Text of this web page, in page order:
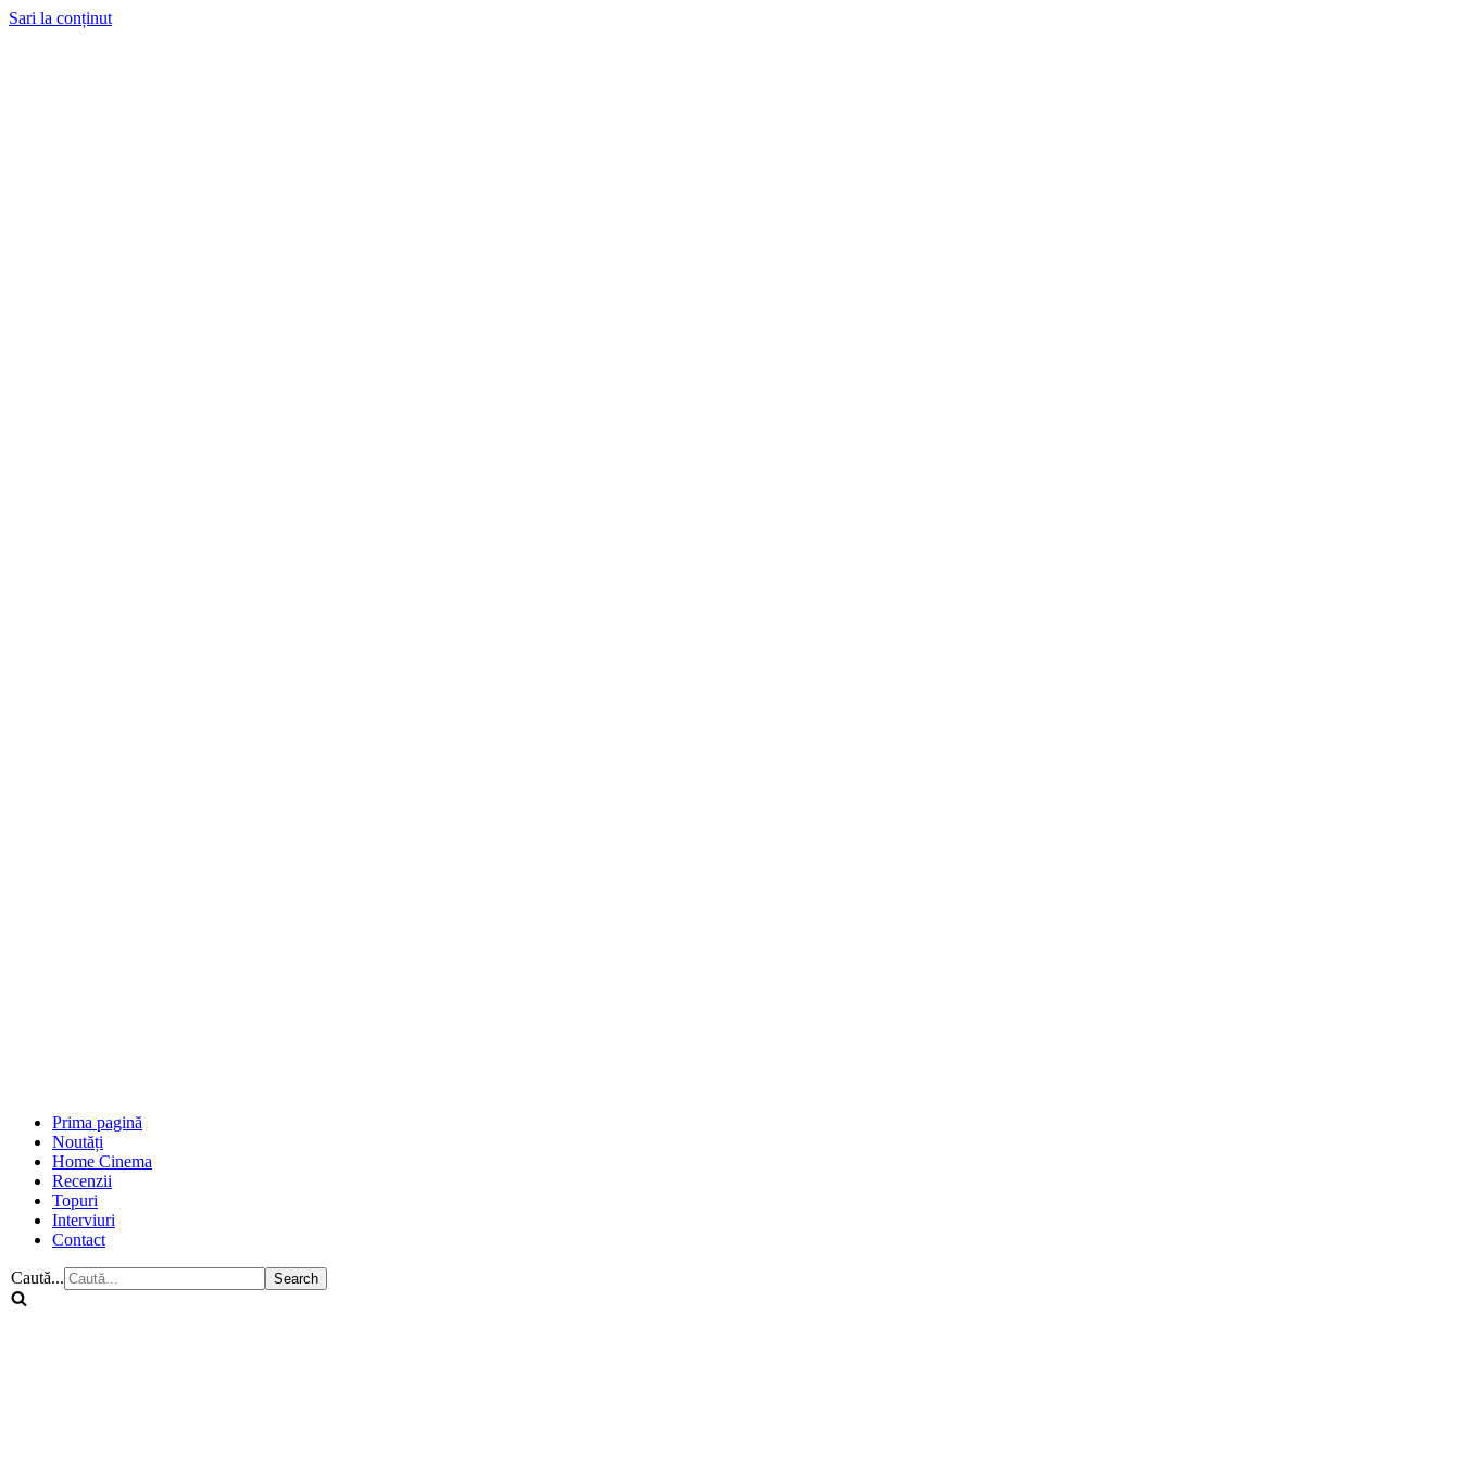
Sari la conținut
Prima pagină
Noutăți
Home Cinema
Recenzii
Topuri
Interviuri
Contact
Caută...